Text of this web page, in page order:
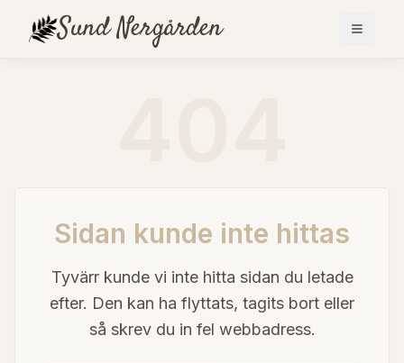
SundNergården
Sidan kunde inte hittas
Tyvärr kunde vi inte hitta sidan du letade
efter. Den kan ha flyttats, tagits bort eller
så skrev du in fel webbadress.